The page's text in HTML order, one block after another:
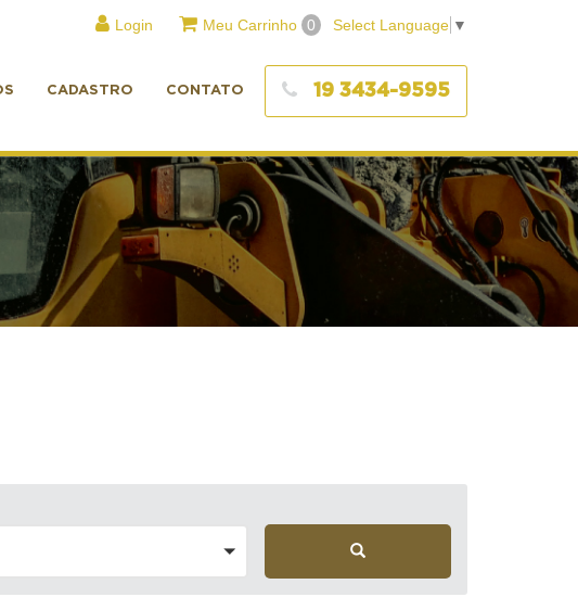
Login Meu Carrinho 0 Select Language ▼
CADASTRO CONTATO 19 3434-9595